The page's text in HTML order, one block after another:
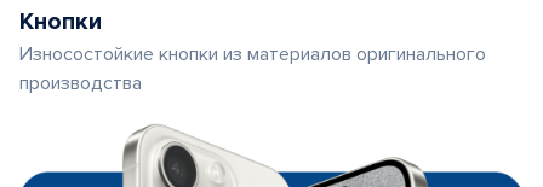
Кнопки
Износостойкие кнопки из материалов оригинального
производства